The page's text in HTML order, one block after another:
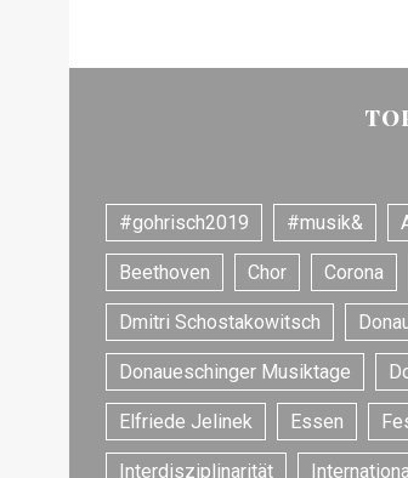
#gohrisch2019 #musik&
Beethoven Chor Corona
Dmitri Schostakowitsch
Donaueschinger Musiktage
Elfriede Jelinek Essen
Interdisziplinarität